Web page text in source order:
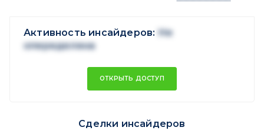
Активность инсайдеров: Не
опеределена
ОТКРЫТЬ ДОСТУП
Сделки инсайдеров